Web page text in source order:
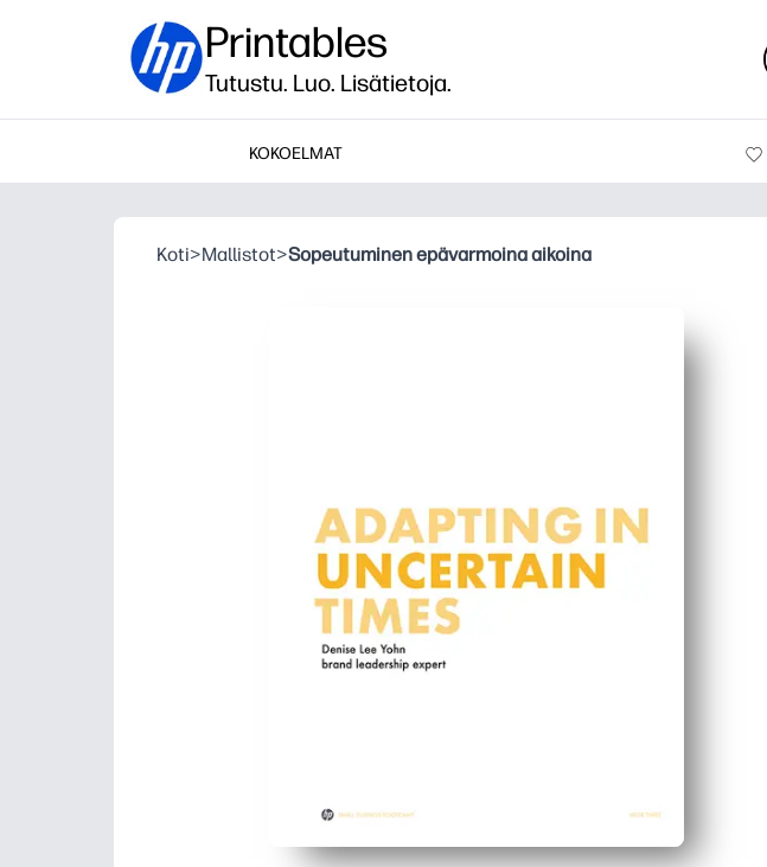
Printables
Tutustu. Luo. Lisätietoja.
KOKOELMAT
Koti>Mallistot>Sopeutuminen epävarmoina aikoina